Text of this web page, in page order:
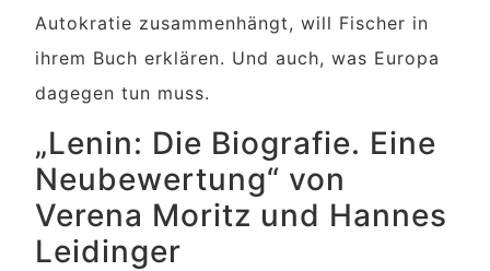
Autokratie zusammenhängt, will Fischer in
ihrem Buch erklären. Und auch, was Europa
dagegen tun muss.
„Lenin: Die Biografie. Eine
Neubewertung“ von
Verena Moritz und Hannes
Leidinger